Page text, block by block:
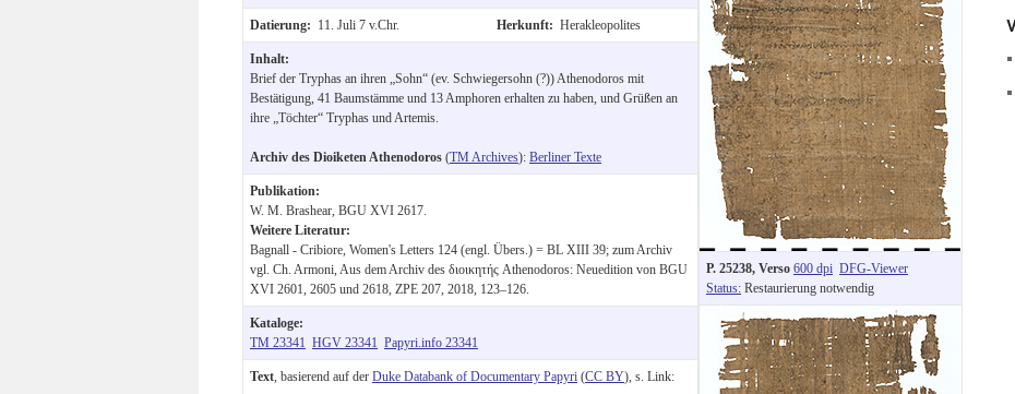
Datierung: 11. Juli 7 v.Chr. Herkunft: Herakleopolites
Inhalt:
Brief der Tryphas an ihren „Sohn“ (ev. Schwiegersohn (?)) Athenodoros mit
Bestätigung, 41 Baumstämme und 13 Amphoren erhalten zu haben, und Grüßen an
ihre „Töchter“ Tryphas und Artemis.
Archiv des Dioiketen Athenodoros (TM Archives): Berliner Texte
Publikation:
W. M. Brashear, BGU XVI 2617.
Weitere Literatur:
Bagnall - Cribiore, Women's Letters 124 (engl. Übers.) = BL XIII 39; zum Archiv
vgl. Ch. Armoni, Aus dem Archiv des διοικητής Athenodoros: Neuedition von BGU
XVI 2601, 2605 und 2618, ZPE 207, 2018, 123–126.
Kataloge:
TM 23341 HGV 23341 Papyri.info 23341
Text , basierend auf der Duke Databank of Documentary Papyri (CC BY), s. Link:
P. 25238, Verso 600 dpi DFG-Viewer
Status: Restaurierung notwendig